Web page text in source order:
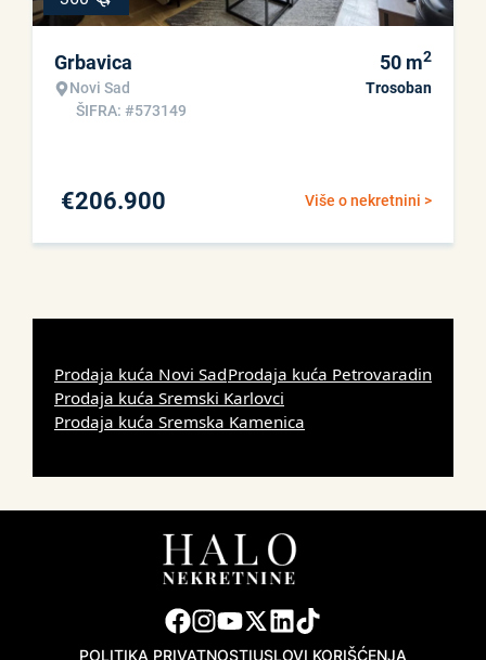
Grbavica
Novi Sad
ŠIFRA: #573149
50 m2
Trosoban
Više o nekretnini >
€206.900
Prodaja kuća Novi SadProdaja kuća Petrovaradin
Prodaja kuća Sremski Karlovci
Prodaja kuća Sremska Kamenica
POLITIKA PRIVATNOSTIUSLOVI KORIŠĆENJA